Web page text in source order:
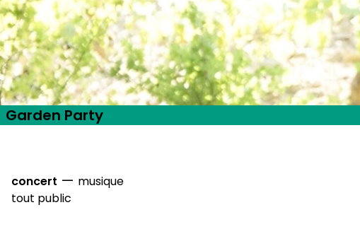
Garden Party
concert — musique
tout public